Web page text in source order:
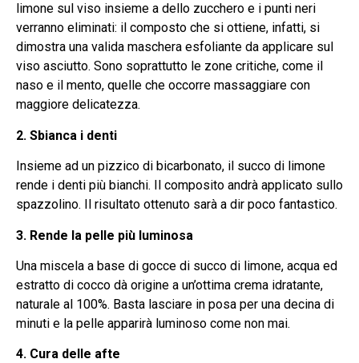
limone sul viso insieme a dello zucchero e i punti neri
verranno eliminati: il composto che si ottiene, infatti, si
dimostra una valida maschera esfoliante da applicare sul
viso asciutto. Sono soprattutto le zone critiche, come il
naso e il mento, quelle che occorre massaggiare con
maggiore delicatezza.
2. Sbianca i denti
Insieme ad un pizzico di bicarbonato, il succo di limone
rende i denti più bianchi. Il composito andrà applicato sullo
spazzolino. Il risultato ottenuto sarà a dir poco fantastico.
3. Rende la pelle più luminosa
Una miscela a base di gocce di succo di limone, acqua ed
estratto di cocco dà origine a un’ottima crema idratante,
naturale al 100%. Basta lasciare in posa per una decina di
minuti e la pelle apparirà luminoso come non mai.
4. Cura delle afte